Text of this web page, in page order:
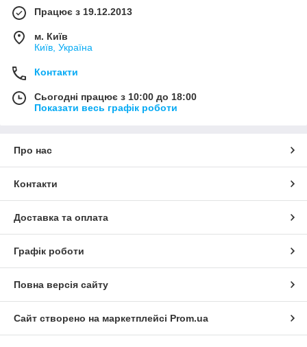
Працює з 19.12.2013
м. Київ
Київ, Україна
Контакти
Сьогодні працює з 10:00 до 18:00
Показати весь графік роботи
Про нас
Контакти
Доставка та оплата
Графік роботи
Повна версія сайту
Сайт створено на маркетплейсі Prom.ua